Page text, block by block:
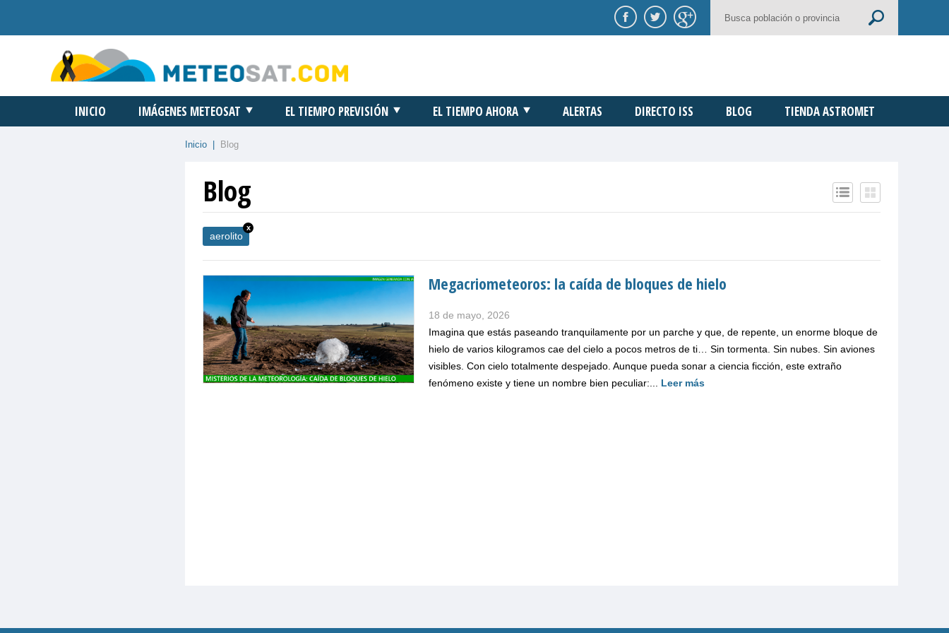
INICIO IMÁGENES METEOSAT EL TIEMPO PREVISIÓN EL TIEMPO AHORA ALERTAS DIRECTO ISS BLOG TIENDA ASTROMET
Inicio Blog
Blog
aerolito
x
Megacriometeoros: la caída de bloques de hielo
18 de mayo, 2026
Imagina que estás paseando tranquilamente por un parche y que, de repente, un enorme bloque de
hielo de varios kilogramos cae del cielo a pocos metros de ti… Sin tormenta. Sin nubes. Sin aviones
visibles. Con cielo totalmente despejado. Aunque pueda sonar a ciencia ficción, este extraño
fenómeno existe y tiene un nombre bien peculiar:... Leer más